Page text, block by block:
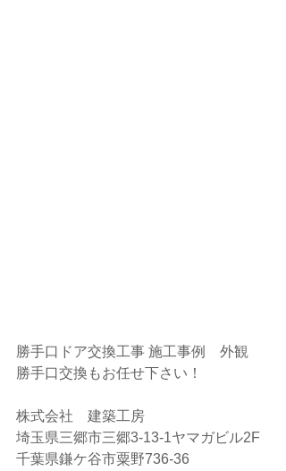
勝手口ドア交換工事 施工事例　外観
勝手口交換もお任せ下さい！
株式会社　建築工房
埼玉県三郷市三郷3-13-1ヤマガビル2F
千葉県鎌ケ谷市粟野736-36